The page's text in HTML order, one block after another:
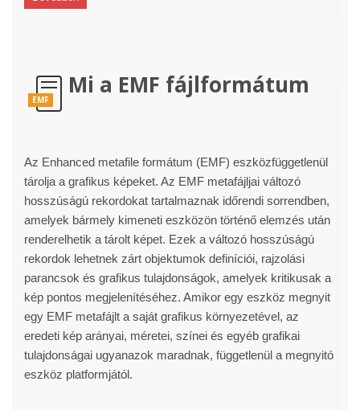
EMF
Mi a EMF fájlformátum
Az Enhanced metafile formátum (EMF) eszközfüggetlenül
tárolja a grafikus képeket. Az EMF metafájljai változó
hosszúságú rekordokat tartalmaznak időrendi sorrendben,
amelyek bármely kimeneti eszközön történő elemzés után
renderelhetik a tárolt képet. Ezek a változó hosszúságú
rekordok lehetnek zárt objektumok definíciói, rajzolási
parancsok és grafikus tulajdonságok, amelyek kritikusak a
kép pontos megjelenítéséhez. Amikor egy eszköz megnyit
egy EMF metafájlt a saját grafikus környezetével, az
eredeti kép arányai, méretei, színei és egyéb grafikai
tulajdonságai ugyanazok maradnak, függetlenül a megnyitó
eszköz platformjától.